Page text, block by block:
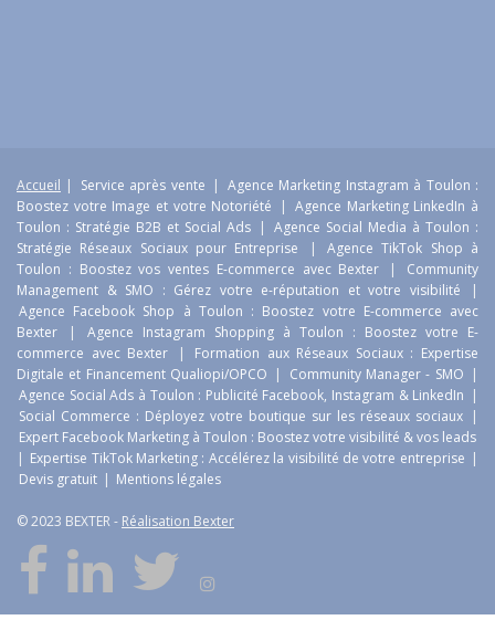
Accueil | Service après vente | Agence Marketing Instagram à Toulon :
Boostez votre Image et votre Notoriété
| Agence Marketing LinkedIn à
Toulon : Stratégie B2B et Social Ads | Agence Social Media à Toulon :
Stratégie Réseaux Sociaux pour Entreprise
|
Agence TikTok Shop à
Toulon : Boostez vos ventes E-commerce avec Bexter
|
Community
Management & SMO : Gérez votre e-réputation et votre visibilité
|
Agence Facebook Shop à Toulon : Boostez votre E-commerce avec
Bexter
|
Agence Instagram Shopping à Toulon : Boostez votre E-
commerce avec Bexter
|
Formation aux Réseaux Sociaux : Expertise
Digitale et Financement Qualiopi/OPCO | Community Manager - SMO |
Agence Social Ads à Toulon : Publicité Facebook, Instagram & LinkedIn |
Social Commerce : Déployez votre boutique sur les réseaux sociaux |
Expert Facebook Marketing à Toulon : Boostez votre visibilité & vos leads
| Expertise TikTok Marketing : Accélérez la visibilité de votre entreprise |
Devis gratuit | Mentions légales
© 2023 BEXTER - Réalisation Bexter